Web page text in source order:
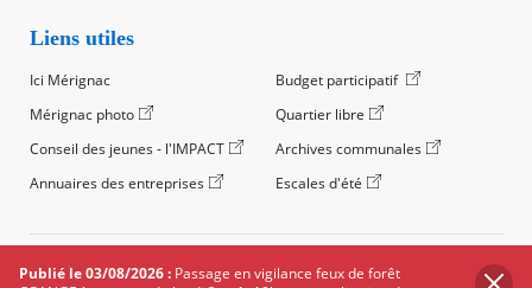
Publié le 03/08/2026 : Passage en vigilance feux de forêt
Liens utiles
Ici Mérignac
Budget participatif
Mérignac photo
Quartier libre
Conseil des jeunes - l'IMPACT
Archives communales
Annuaires des entreprises
Escales d'été
©2024 Ville de Mérignac, Tous droits réservés